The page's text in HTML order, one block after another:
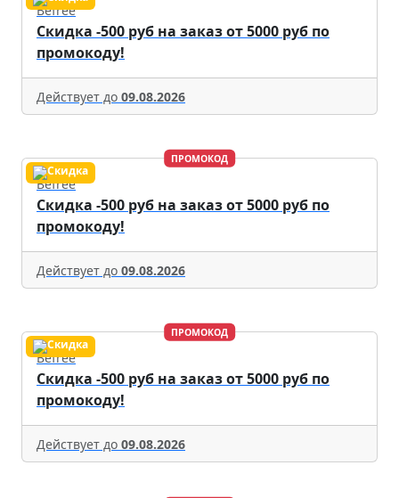
Befree
Скидка -500 руб на заказ от 5000 руб по
промокоду!
Действует до 09.08.2026
ПРОМОКОД
Befree
Скидка -500 руб на заказ от 5000 руб по
промокоду!
Действует до 09.08.2026
ПРОМОКОД
Befree
Скидка -500 руб на заказ от 5000 руб по
промокоду!
Действует до 09.08.2026